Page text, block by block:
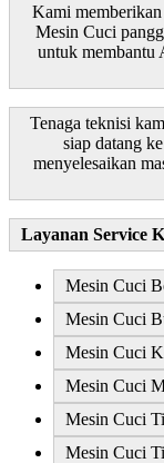
Kami memberikan
Mesin Cuci
untuk membantu
Tenaga teknisi
siap datang
menyelesaikan
Layanan Service
Mesin Cuci
Mesin Cuci
Mesin Cuci
Mesin Cuci
Mesin Cuci
Mesin Cuci